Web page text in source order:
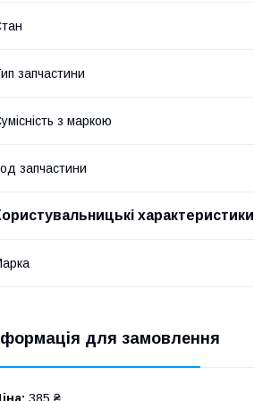
запчастини
з маркою
запчастини
характеристики
для замовлення